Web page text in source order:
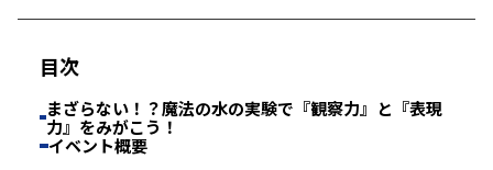
目次
まざらない！？魔法の水の実験で『観察力』と『表現
力』をみがこう！
イベント概要